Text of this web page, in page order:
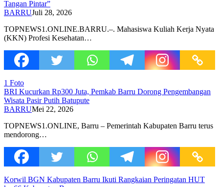
Tangan Pintar”
BARRUJuli 28, 2026
TOPNEWS1.ONLINE.BARRU.–. Mahasiswa Kuliah Kerja Nyata
(KKN) Profesi Kesehatan…
1 Foto
BRI Kucurkan Rp300 Juta, Pemkab Barru Dorong Pengembangan
Wisata Pasir Putih Batupute
BARRUMei 22, 2026
TOPNEWS1.ONLINE, Barru – Pemerintah Kabupaten Barru terus
mendorong…
Korwil BGN Kabupaten Barru Ikuti Rangkaian Peringatan HUT